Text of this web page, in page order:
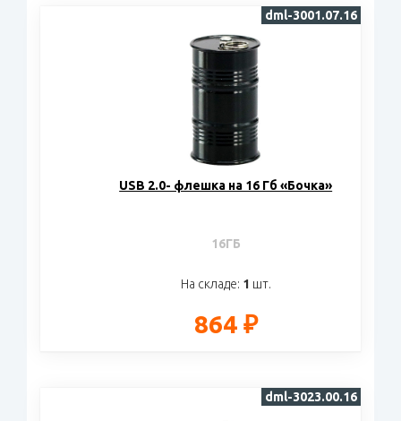
USB 2.0- флешка на 16 Гб «Бочка»
16ГБ
На складе: 1 шт.
864 ₽
dml-3001.07.16
dml-3023.00.16